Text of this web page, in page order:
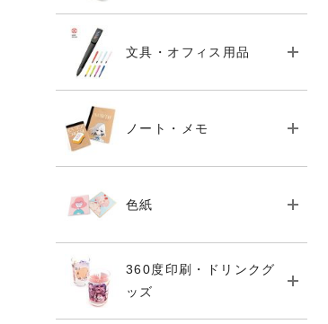
文具・オフィス用品
ノート・メモ
色紙
360度印刷・ドリンクグ
ッズ